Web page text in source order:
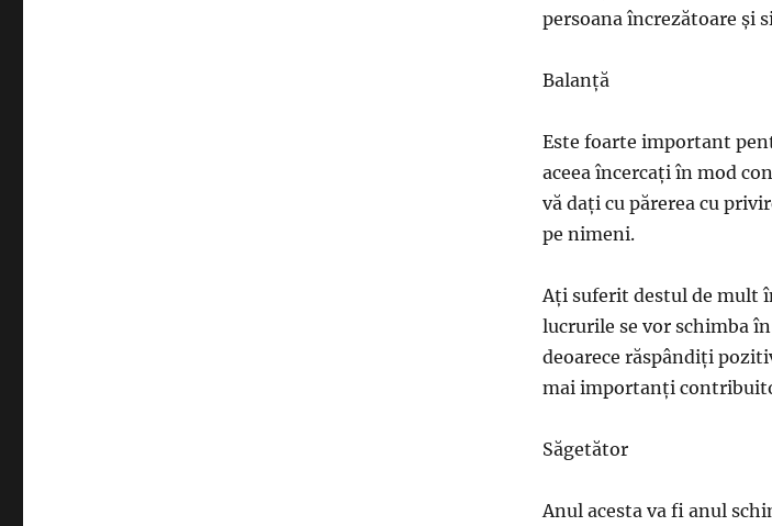
persoana încrezătoare şi
Balanţă
Este foarte important
aceea încercaţi în mod
vă daţi cu părerea cu
pe nimeni.
Aţi suferit destul de mult
lucrurile se vor schimba
deoarece răspândiţi
mai importanţi
Săgetător
Anul acesta va fi anul